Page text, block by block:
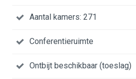
Aantal kamers: 271
Conferentieruimte
Ontbijt beschikbaar (toeslag)